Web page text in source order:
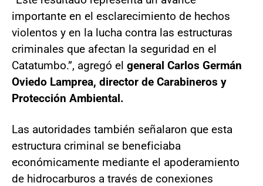
importante en el esclarecimiento de hechos
violentos y en la lucha contra las estructuras
criminales que afectan la seguridad en el
Catatumbo.”, agregó el general Carlos Germán
Oviedo Lamprea, director de Carabineros y
Protección Ambiental.
Las autoridades también señalaron que esta
estructura criminal se beneficiaba
económicamente mediante el apoderamiento
de hidrocarburos a través de conexiones